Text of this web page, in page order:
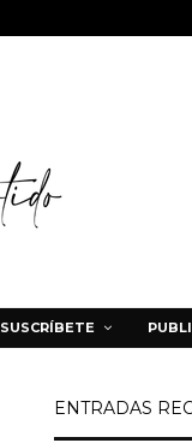
SUSCRÍBETE
ENTRADAS